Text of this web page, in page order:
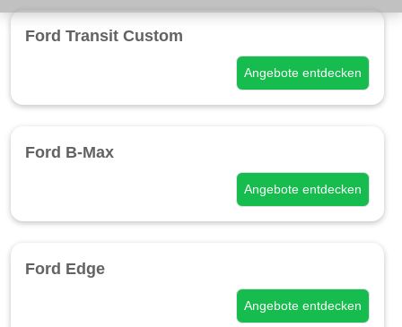
Ford Transit Custom
Angebote entdecken
Ford B-Max
Angebote entdecken
Ford Edge
Angebote entdecken